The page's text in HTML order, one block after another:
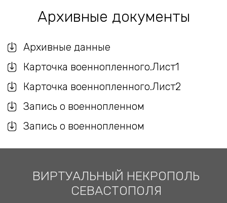
Архивные документы
Архивные данные
Карточка военнопленного.Лист1
Карточка военнопленного.Лист2
Запись о военнопленном
Запись о военнопленном
ВИРТУАЛЬНЫЙ НЕКРОПОЛЬ
СЕВАСТОПОЛЯ